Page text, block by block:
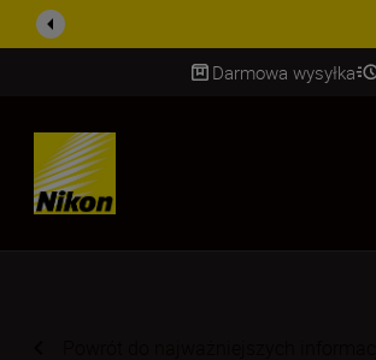
Darmowa wysyłka
SKIP